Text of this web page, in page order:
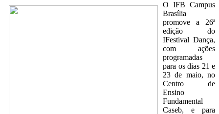
O IFB Campus
Brasília
promove a 26ª
edição do
IFestival Dança,
com ações
programadas
para os dias 21 e
23 de maio, no
Centro de
Ensino
Fundamental
Caseb, e para